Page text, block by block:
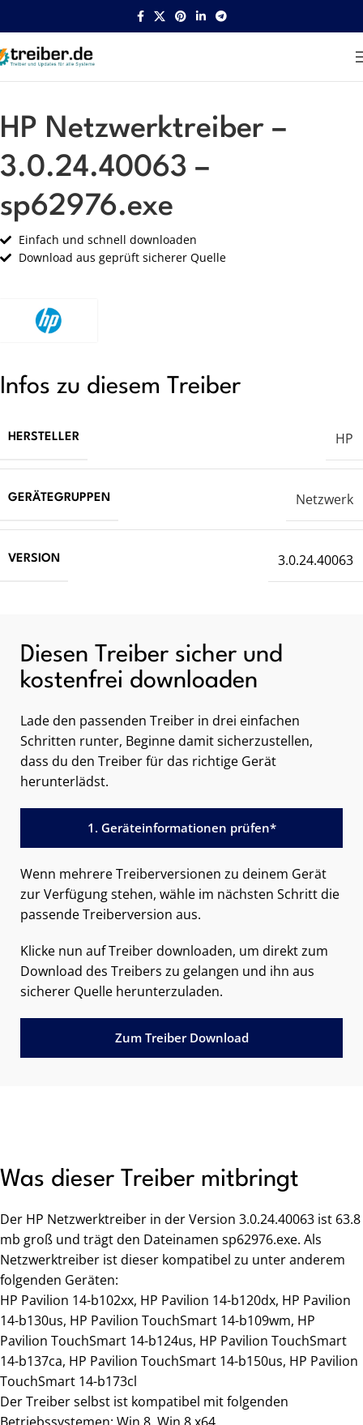
Startseite HP Netzwerk
HP Netzwerktreiber –
3.0.24.40063 –
sp62976.exe
Einfach und schnell downloaden
Download aus geprüft sicherer Quelle
Infos zu diesem Treiber
HERSTELLER HP
GERÄTEGRUPPEN Netzwerk
VERSION 3.0.24.40063
Diesen Treiber sicher und
kostenfrei downloaden
Lade den passenden Treiber in drei einfachen
Schritten runter, Beginne damit sicherzustellen,
dass du den Treiber für das richtige Gerät
herunterlädst.
1. Geräteinformationen prüfen*
Wenn mehrere Treiberversionen zu deinem Gerät
zur Verfügung stehen, wähle im nächsten Schritt die
passende Treiberversion aus.
Klicke nun auf Treiber downloaden, um direkt zum
Download des Treibers zu gelangen und ihn aus
sicherer Quelle herunterzuladen.
Zum Treiber Download
Was dieser Treiber mitbringt
Der HP Netzwerktreiber in der Version 3.0.24.40063 ist 63.8
mb groß und trägt den Dateinamen sp62976.exe. Als
Netzwerktreiber ist dieser kompatibel zu unter anderem
folgenden Geräten:
HP Pavilion 14-b102xx, HP Pavilion 14-b120dx, HP Pavilion
14-b130us, HP Pavilion TouchSmart 14-b109wm, HP
Pavilion TouchSmart 14-b124us, HP Pavilion TouchSmart
14-b137ca, HP Pavilion TouchSmart 14-b150us, HP Pavilion
TouchSmart 14-b173cl
Der Treiber selbst ist kompatibel mit folgenden